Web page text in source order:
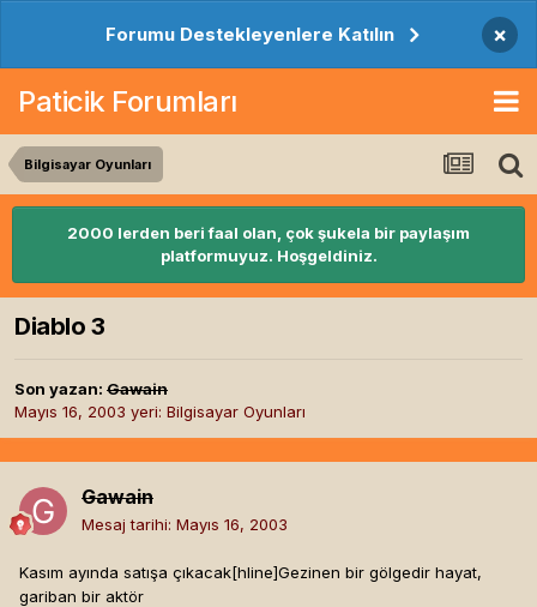
Forumu Destekleyenlere Katılın ×
Paticik Forumları
Bilgisayar Oyunları
2000 lerden beri faal olan, çok şukela bir paylaşım
platformuyuz. Hoşgeldiniz.
Diablo 3
Son yazan: Gawain
Mayıs 16, 2003 yeri: Bilgisayar Oyunları
Gawain
Mesaj tarihi: Mayıs 16, 2003
Kasım ayında satışa çıkacak[hline]Gezinen bir gölgedir hayat,
gariban bir aktör